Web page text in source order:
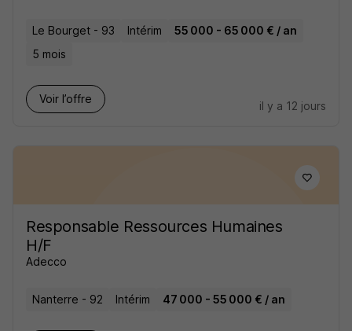
Le Bourget - 93 Intérim
55 000 - 65 000 € / an
5 mois
Voir l’offre
il y a 12 jours
Responsable Ressources Humaines
H/F
Adecco
Nanterre - 92 Intérim 47 000 - 55 000 € / an